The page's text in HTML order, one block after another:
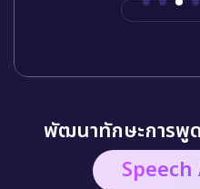
พัฒนาทักษะการพู